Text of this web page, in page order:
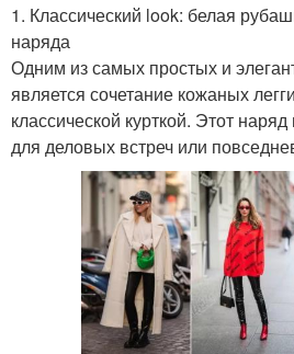
1. Классический look: белая
наряда
Одним из самых простых и
является сочетание кожаных
классической курткой. Этот
для деловых встреч или